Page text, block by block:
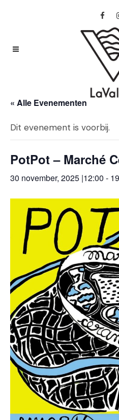
« Alle Evenementen
Dit evenement is voorbij.
PotPot – Marché
30 november, 2025 |12:00 -